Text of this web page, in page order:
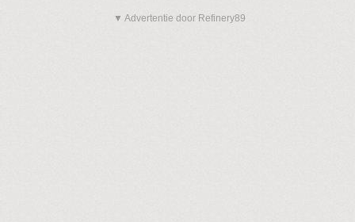
▼ Advertentie door Refinery89